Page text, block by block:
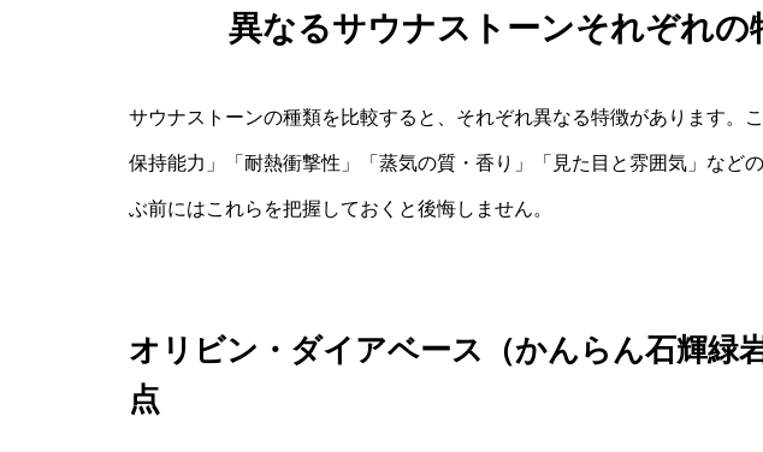
異なるサウナストーンそれぞれの
サウナストーンの種類を比較すると、それぞれ異なる特徴があります。
保持能力」「耐熱衝撃性」「蒸気の質・香り」「見た目と雰囲気」など
ぶ前にはこれらを把握しておくと後悔しません。
オリビン・ダイアベース（かんらん石輝緑
点